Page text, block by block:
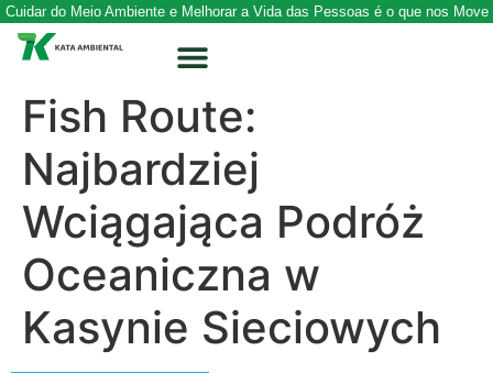
Cuidar do Meio Ambiente e Melhorar a Vida das Pessoas é o que nos Move
Fish Route:
Najbardziej
Wciągająca Podróż
Oceaniczna w
Kasynie Sieciowych